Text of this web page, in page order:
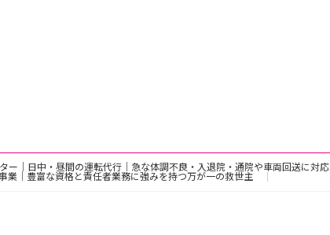
ー｜日中・昼間の運転代行｜急な体調不良・入退院・通院や車両回送に対応
業｜豊富な資格と責任者業務に強みを持つ万が一の救世主